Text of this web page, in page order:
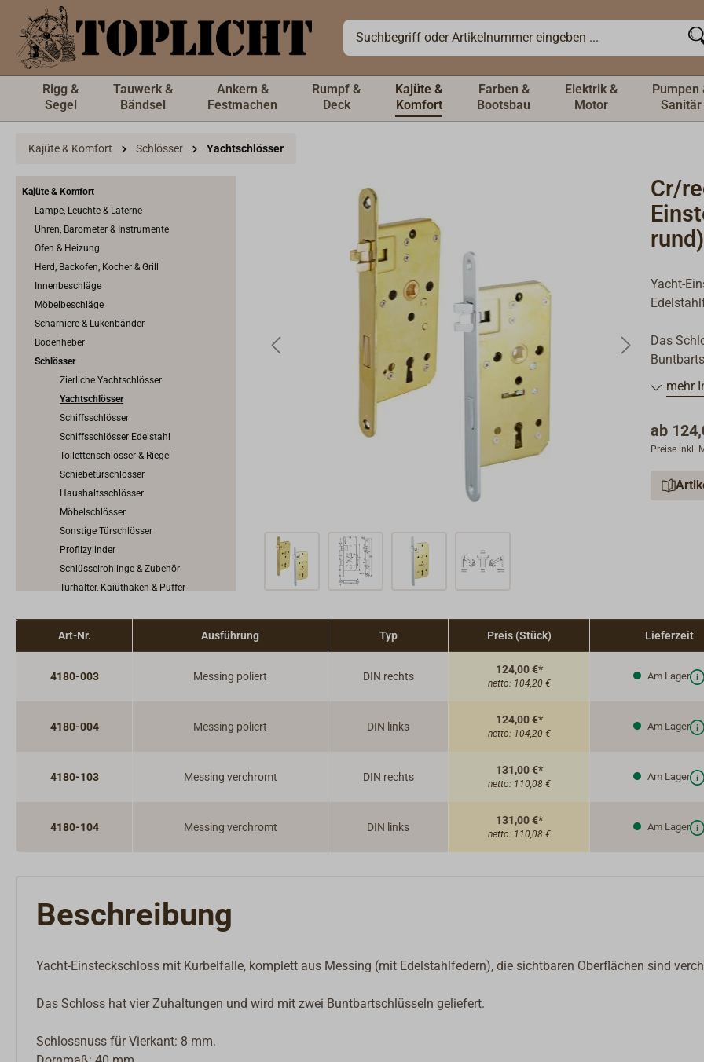
springen
Rigg &
Segel
Tauwerk &
Bändsel
Ankern &
Festmachen
Rumpf &
Deck
Kajüte &
Komfort
Farben &
Bootsbau
Elektrik &
Motor
Pumpen
Sanitär
Kajüte & Komfort Schlösser Yachtschlösser
Kajüte & Komfort
Lampe, Leuchte & Laterne
Uhren, Barometer & Instrumente
Ofen & Heizung
Herd, Backofen, Kocher & Grill
Innenbeschläge
Möbelbeschläge
Scharniere & Lukenbänder
Bodenheber
Schlösser
Zierliche Yachtschlösser
Yachtschlösser
Schiffsschlösser
Schiffsschlösser Edelstahl
Toilettenschlösser & Riegel
Schiebetürschlösser
Haushaltsschlösser
Möbelschlösser
Sonstige Türschlösser
Profilzylinder
Schlüsselrohlinge & Zubehör
Türhalter, Kajüthaken & Puffer
Cr/
Yacht-
Das
Abstand:
mehr
ab
Preise inkl.
Art-Nr. Ausführung Typ Preis (Stück) Lieferzeit
4180-003 Messing poliert DIN rechts
124,00 €*
netto: 104,20 €
Am Lager
4180-004 Messing poliert DIN links
124,00 €*
netto: 104,20 €
Am Lager
4180-103 Messing verchromt DIN rechts
131,00 €*
netto: 110,08 €
Am Lager
4180-104 Messing verchromt DIN links
131,00 €*
netto: 110,08 €
Am Lager
Beschreibung
Yacht-Einsteckschloss mit Kurbelfalle, komplett aus Messing (mit Edelstahlfedern), die sichtbaren Oberflächen sind
Das Schloss hat vier Zuhaltungen und wird mit zwei Buntbartschlüsseln geliefert.
Schlossnuss für Vierkant: 8 mm.